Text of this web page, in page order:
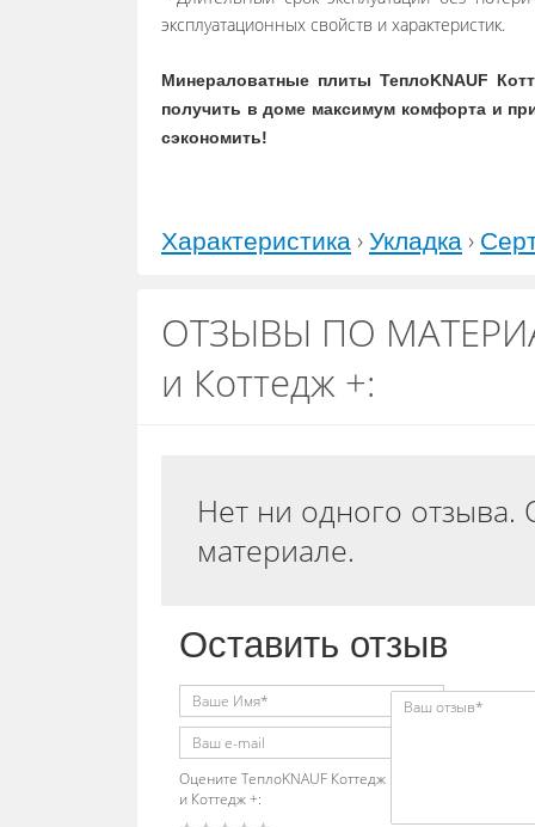
эксплуатационных свойств и характеристик.
Минераловатные плиты ТеплоKNAUF
получить в доме максимум комфорта и
сэкономить!
Характеристика › Укладка ›
ОТЗЫВЫ ПО
и Коттедж +:
Нет ни одного отзыва.
материале.
Оставить отзыв
Оцените ТеплоKNAUF Коттедж
и Коттедж +: